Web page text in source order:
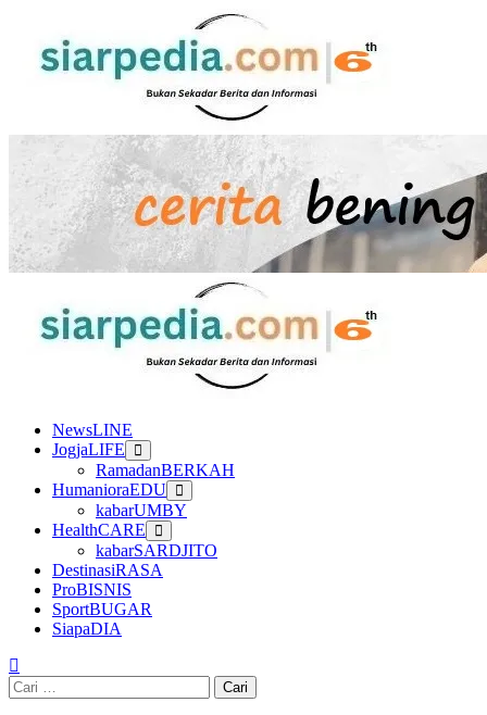
content
NewsLINE
JogjaLIFE
RamadanBERKAH
HumanioraEDU
kabarUMBY
HealthCARE
kabarSARDJITO
DestinasiRASA
ProBISNIS
SportBUGAR
SiapaDIA
Cari
untuk: